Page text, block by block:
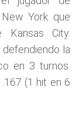
York que
City.
la
en 3 turnos.
(1 hit en 6